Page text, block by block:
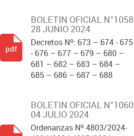
BOLETIN OFICIAL N°1058
28 JUNIO 2024
Decretos Nº: 673 – 674 - 675
- 676 – 677 – 679 – 680 –
681 – 682 – 683 – 684 –
685 – 686 – 687 – 688
pdf
BOLETIN OFICIAL N°1060
04 JULIO 2024
Ordenanzas Nº 4803/2024-